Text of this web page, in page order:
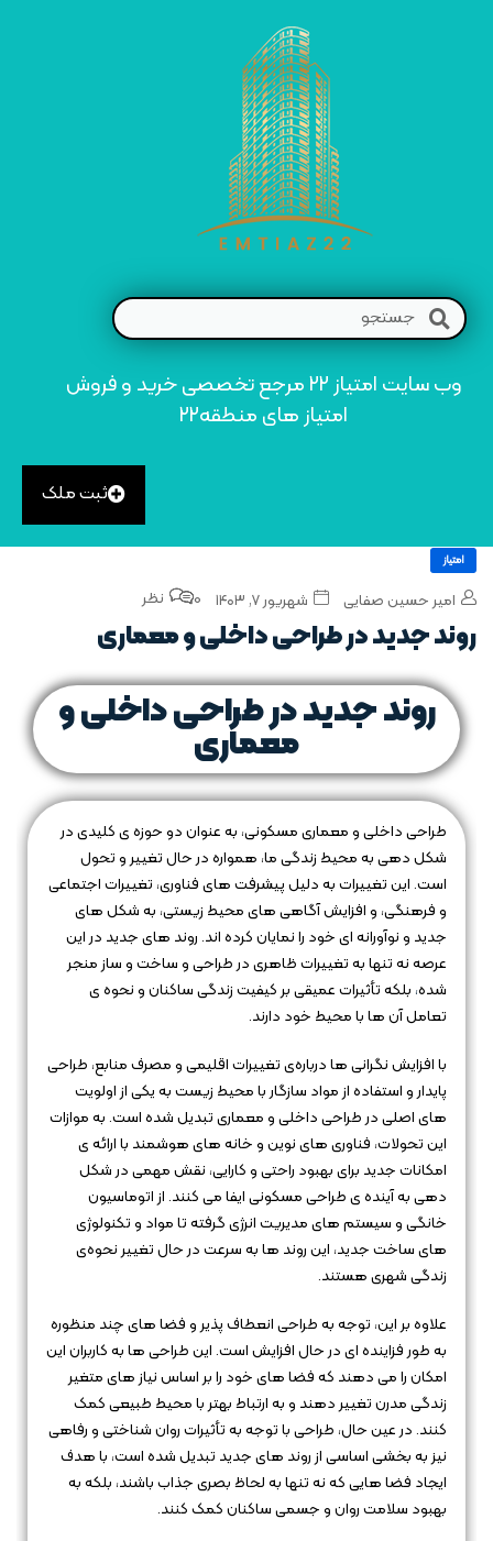
وب سایت امتیاز 22 مرجع تخصصی خرید و فروش
امتیاز های منطقه22
ثبت ملک
امتیاز
امیر حسین صفایی شهریور ۷, ۱۴۰۳ 0 نظر
روند‌ جدید در طراحی داخلی و معماری
روند‌ جدید در طراحی داخلی و
معماری
طراحی داخلی و معماری مسکونی، به عنوان دو حوزه‌ ی کلیدی در
شکل‌ دهی به محیط زندگی ما، همواره در حال تغییر و تحول
است. این تغییرات به دلیل پیشرفت‌ های فناوری، تغییرات اجتماعی
و فرهنگی، و افزایش آگاهی‌ های محیط زیستی، به شکل‌ های
جدید و نوآورانه‌ ای خود را نمایان کرده‌ اند. روند های جدید در این
عرصه نه تنها به تغییرات ظاهری در طراحی و ساخت و ساز منجر
شده، بلکه تأثیرات عمیقی بر کیفیت زندگی ساکنان و نحوه‌ ی
تعامل آن‌ ها با محیط خود دارند.
با افزایش نگرانی‌ ها درباره‌ی تغییرات اقلیمی و مصرف منابع، طراحی
پایدار و استفاده از مواد سازگار با محیط زیست به یکی از اولویت‌
های اصلی در طراحی داخلی و معماری تبدیل شده است. به موازات
این تحولات، فناوری‌ های نوین و خانه‌ های هوشمند با ارائه‌ ی
امکانات جدید برای بهبود راحتی و کارایی، نقش مهمی در شکل‌
دهی به آینده‌ ی طراحی مسکونی ایفا می‌ کنند. از اتوماسیون
خانگی و سیستم‌ های مدیریت انرژی گرفته تا مواد و تکنولوژی‌
های ساخت جدید، این روند ها به سرعت در حال تغییر نحوه‌ی
زندگی شهری هستند.
علاوه بر این، توجه به طراحی انعطاف‌ پذیر و فضا های چند منظوره
به طور فزاینده‌ ای در حال افزایش است. این طراحی‌ ها به کاربران این
امکان را می‌ دهند که فضا های خود را بر اساس نیاز های متغیر
زندگی مدرن تغییر دهند و به ارتباط بهتر با محیط طبیعی کمک
کنند. در عین حال، طراحی با توجه به تأثیرات روان‌ شناختی و رفاهی
نیز به بخشی اساسی از روند های جدید تبدیل شده است، با هدف
ایجاد فضا هایی که نه تنها به لحاظ بصری جذاب باشند، بلکه به
بهبود سلامت روان و جسمی ساکنان کمک کنند.